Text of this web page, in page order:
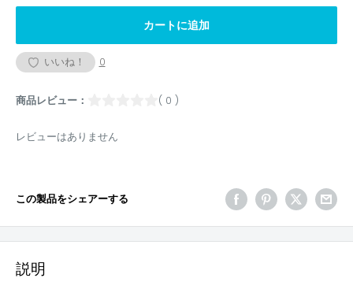
カートに追加
いいね！ 0
商品レビュー： ( 0 )
レビューはありません
この製品をシェアーする
説明